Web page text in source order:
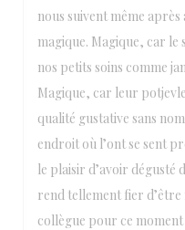
nous suivent même
magique. Magique, car le
nos petits soins comme
Magique, car leur
qualité gustative sans
endroit où l’ont se sent
le plaisir d’avoir dégusté
rend tellement fier d’être
collègue pour ce